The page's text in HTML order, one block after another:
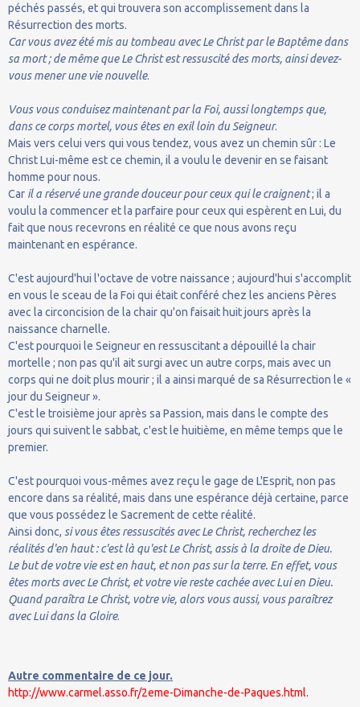
péchés passés, et qui trouvera son accomplissement dans la
Résurrection des morts.
Car vous avez été mis au tombeau avec Le Christ par le Baptême dans
sa mort ; de même que Le Christ est ressuscité des morts, ainsi devez-
vous mener une vie nouvelle.
Vous vous conduisez maintenant par la Foi, aussi longtemps que,
dans ce corps mortel, vous êtes en exil loin du Seigneur.
Mais vers celui vers qui vous tendez, vous avez un chemin sûr : Le
Christ Lui-même est ce chemin, il a voulu le devenir en se faisant
homme pour nous.
Car il a réservé une grande douceur pour ceux qui le craignent; il a
voulu la commencer et la parfaire pour ceux qui espèrent en Lui, du
fait que nous recevrons en réalité ce que nous avons reçu
maintenant en espérance.
C'est aujourd'hui l'octave de votre naissance ; aujourd'hui s'accomplit
en vous le sceau de la Foi qui était conféré chez les anciens Pères
avec la circoncision de la chair qu'on faisait huit jours après la
naissance charnelle.
C'est pourquoi le Seigneur en ressuscitant a dépouillé la chair
mortelle ; non pas qu'il ait surgi avec un autre corps, mais avec un
corps qui ne doit plus mourir ; il a ainsi marqué de sa Résurrection le «
jour du Seigneur ».
C'est le troisième jour après sa Passion, mais dans le compte des
jours qui suivent le sabbat, c'est le huitième, en même temps que le
premier.
C'est pourquoi vous-mêmes avez reçu le gage de L'Esprit, non pas
encore dans sa réalité, mais dans une espérance déjà certaine, parce
que vous possédez le Sacrement de cette réalité.
Ainsi donc, si vous êtes ressuscités avec Le Christ, recherchez les
réalités d'en haut : c'est là qu'est Le Christ, assis à la droite de Dieu.
Le but de votre vie est en haut, et non pas sur la terre. En effet, vous
êtes morts avec Le Christ, et votre vie reste cachée avec Lui en Dieu.
Quand paraîtra Le Christ, votre vie, alors vous aussi, vous paraîtrez
avec Lui dans la Gloire.
Autre commentaire de ce jour.
http://www.carmel.asso.fr/2eme-Dimanche-de-Paques.html.